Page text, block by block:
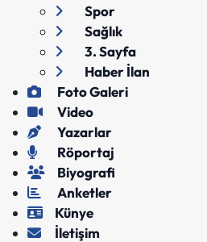
Spor
Sağlık
3. Sayfa
Haber İlan
Foto Galeri
Video
Yazarlar
Röportaj
Biyografi
Anketler
Künye
İletişim